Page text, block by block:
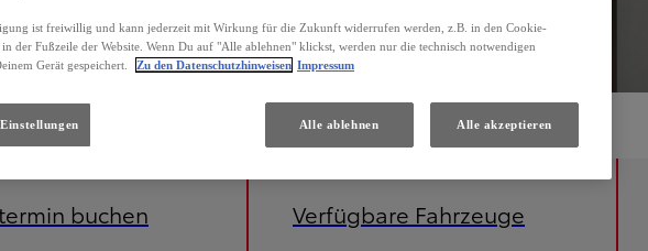
buchen Verfügbare Fahrzeuge
ist freiwillig und kann jederzeit mit Wirkung für die Zukunft widerrufen werden, z.B. in den Cookie-
der Fußzeile der Website. Wenn Du auf "Alle ablehnen" klickst, werden nur die technisch notwendigen
Gerät gespeichert.
Zu den Datenschutzhinweisen Impressum
Alle ablehnen Alle akzeptieren